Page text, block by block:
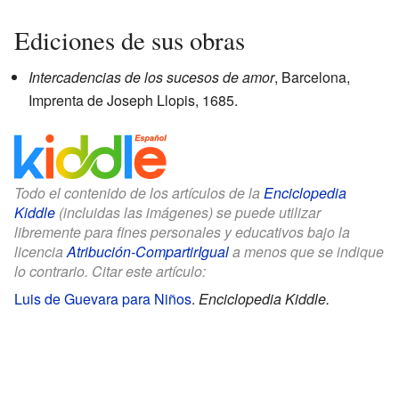
Ediciones de sus obras
Intercadencias de los sucesos de amor, Barcelona,
Imprenta de Joseph Llopis, 1685.
Todo el contenido de los artículos de la Enciclopedia
Kiddle (incluidas las imágenes) se puede utilizar
libremente para fines personales y educativos bajo la
licencia Atribución-CompartirIguala menos que se indique
lo contrario. Citar este artículo:
Luis de Guevara para Niños. Enciclopedia Kiddle.